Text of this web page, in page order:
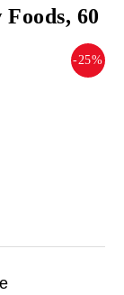
60
-25%